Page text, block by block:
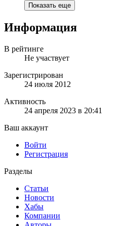
Показать еще
Информация
В рейтинге
Не участвует
Зарегистрирован
24 июля 2012
Активность
24 апреля 2023 в 20:41
Ваш аккаунт
Войти
Регистрация
Разделы
Статьи
Новости
Хабы
Компании